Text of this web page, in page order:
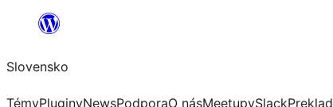
Prejsť
obsah
Slovensko
TémyPluginyNewsPodporaO násMeetupySlackPreklad